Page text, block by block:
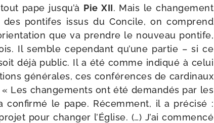
pape jus­qu’à Pie XII. Mais le chan­ge­ment
pon­tifes issus du Concile, on com­prend
que va prendre le nou­veau pon­tife,
Il semble cepen­dant qu’une par­tie – si ce
déjà public. Il a été comme indi­qué à celui
géné­rales, ces confé­rences de car­di­naux
Les chan­ge­ments ont été deman­dés par les
confir­mé le pape. Récemment, il a pré­ci­sé :
pour chan­ger l’Église. (…) J’ai com­men­cé